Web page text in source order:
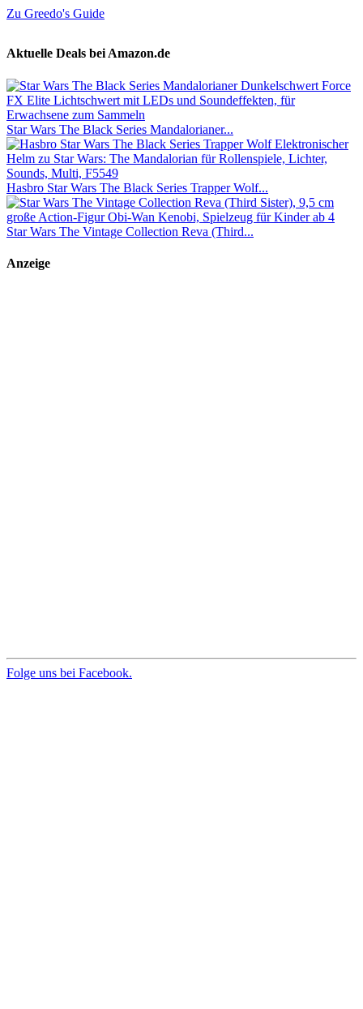
Zu Greedo's Guide
Aktuelle Deals bei Amazon.de
Star Wars The Black Series Mandalorianer...
Hasbro Star Wars The Black Series Trapper Wolf...
Star Wars The Vintage Collection Reva (Third...
Anzeige
Folge uns bei Facebook.